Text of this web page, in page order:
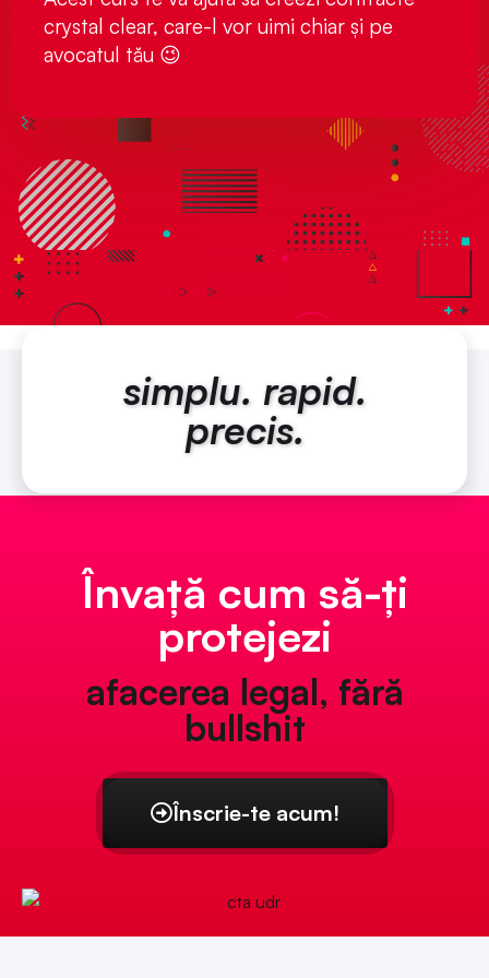
crystal clear, care-l vor uimi chiar și pe
avocatul tău 😉
simplu. rapid.
precis.
Învață cum să-ți
protejezi
afacerea legal, fără
bullshit
Înscrie-te acum!